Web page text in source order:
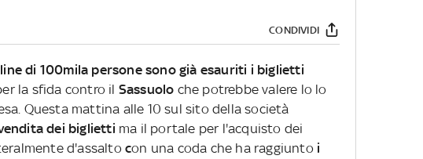
CONDIVIDI
di 100mila persone sono già esauriti i biglietti
la sfida contro il Sassuolo che potrebbe valere lo lo
Questa mattina alle 10 sul sito della società
dei biglietti ma il portale per l'acquisto dei
d'assalto con una coda che ha raggiunto i